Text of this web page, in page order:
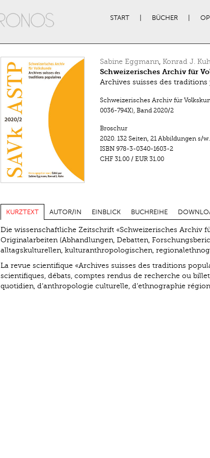
START BÜCHER
Sabine Eggmann, Konrad J.
Schweizerisches Archiv für
Archives suisses des
Schweizerisches Archiv für
0036-794X), Band 2020/2
Broschur
2020. 132 Seiten, 21 Abbildungen s/w.
ISBN 978-3-0340-1603-2
CHF 31.00/ EUR 31.00
KURZTEXT AUTOR/IN EINBLICK BUCHREIHE
Die wissenschaftliche Zeitschrift «Schweizerisches Archiv
Originalarbeiten (Abhandlungen, Debatten,
alltagskulturellen, kulturanthropologischen,
La revue scientifique «Archives suisses des traditions
scientifiques, débats, comptes rendus de recherche ou
quotidien, d’anthropologie culturelle, d’ethnographie